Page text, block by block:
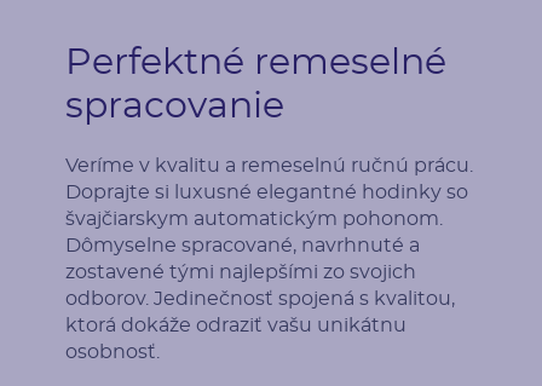
Perfektné remeselné
spracovanie
Veríme v kvalitu a remeselnú ručnú prácu.
Doprajte si luxusné elegantné hodinky so
švajčiarskym automatickým pohonom.
Dômyselne spracované, navrhnuté a
zostavené tými najlepšími zo svojich
odborov. Jedinečnosť spojená s kvalitou,
ktorá dokáže odraziť vašu unikátnu
osobnosť.